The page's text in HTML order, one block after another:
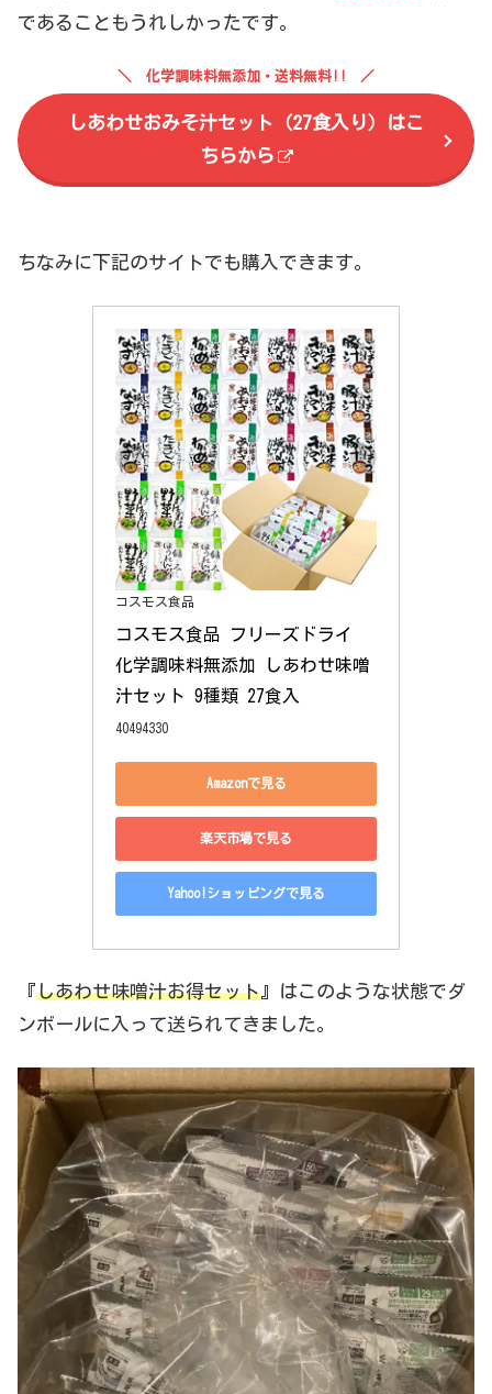
であることもうれしかったです。
化学調味料無添加・送料無料!!
しあわせおみそ汁セット（27食入り）はこ
ちらから
ちなみに下記のサイトでも購入できます。
コスモス食品
コスモス食品 フリーズドライ
化学調味料無添加 しあわせ味噌
汁セット 9種類 27食入
40494330
Amazonで見る
楽天市場で見る
Yahoo!ショッピングで見る
『しあわせ味噌汁お得セット』はこのような状態でダ
ンボールに入って送られてきました。